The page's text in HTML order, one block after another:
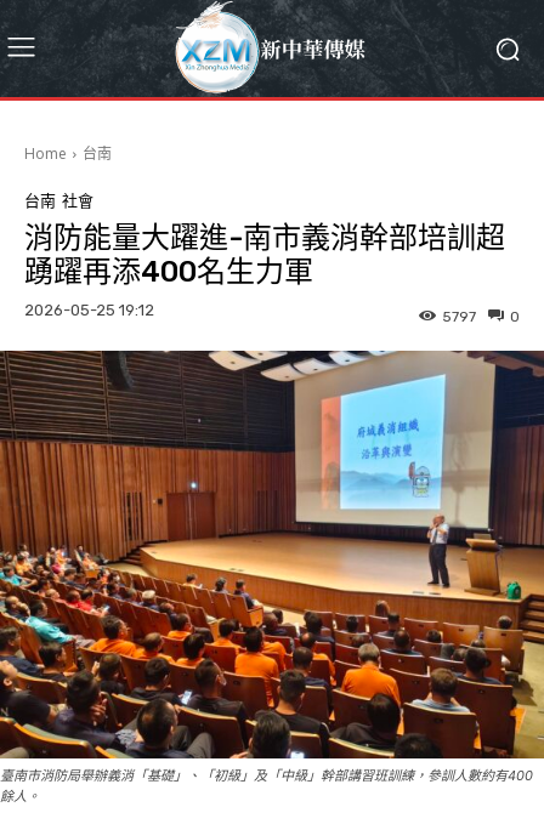
Home 台南
台南 社會
消防能量大躍進-南市義消幹部培訓超
踴躍再添400名生力軍
2026-05-25 19:12 0
5797
臺南市消防局舉辦義消「基礎」、「初級」及「中級」幹部講習班訓練，參訓人數約有400
餘人。